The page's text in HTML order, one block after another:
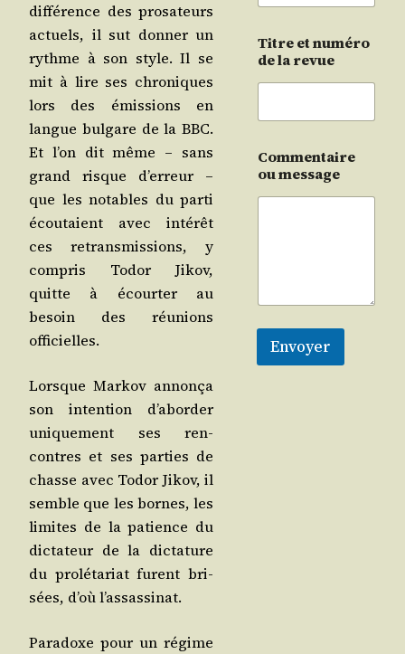
dif­fé­rence des pro­sa­teurs
actuels, il sut don­ner un
rythme à son style. Il se
mit à lire ses chro­niques
lors des émis­sions en
langue bul­gare de la BBC.
Et l’on dit même – sans
grand risque d’er­reur –
que les notables du par­ti
écou­taient avec inté­rêt
ces retrans­mis­sions, y
com­pris Todor Jikov,
quitte à écour­ter au
besoin des réunions
officielles.
Lorsque Mar­kov annon­ça
son inten­tion d’a­bor­der
uni­que­ment ses ren­
contres et ses par­ties de
chasse avec Todor Jikov, il
semble que les bornes, les
limites de la patience du
dic­ta­teur de la dic­ta­ture
du pro­lé­ta­riat furent bri­
sées, d’où l’assassinat.
Para­doxe pour un régime
Titre et numéro
de la revue
Commentaire
ou message
Envoyer